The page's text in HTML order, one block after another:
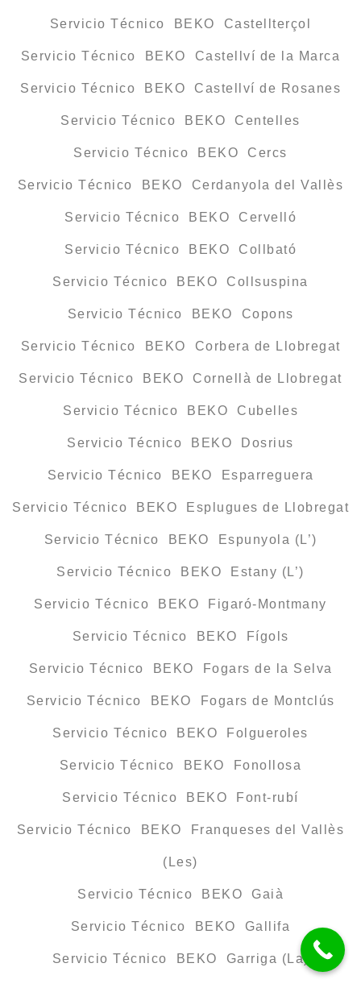
Servicio Técnico BEKO Castellterçol
Servicio Técnico BEKO Castellví de la Marca
Servicio Técnico BEKO Castellví de Rosanes
Servicio Técnico BEKO Centelles
Servicio Técnico BEKO Cercs
Servicio Técnico BEKO Cerdanyola del Vallès
Servicio Técnico BEKO Cervelló
Servicio Técnico BEKO Collbató
Servicio Técnico BEKO Collsuspina
Servicio Técnico BEKO Copons
Servicio Técnico BEKO Corbera de Llobregat
Servicio Técnico BEKO Cornellà de Llobregat
Servicio Técnico BEKO Cubelles
Servicio Técnico BEKO Dosrius
Servicio Técnico BEKO Esparreguera
Servicio Técnico BEKO Esplugues de Llobregat
Servicio Técnico BEKO Espunyola (L’)
Servicio Técnico BEKO Estany (L’)
Servicio Técnico BEKO Figaró-Montmany
Servicio Técnico BEKO Fígols
Servicio Técnico BEKO Fogars de la Selva
Servicio Técnico BEKO Fogars de Montclús
Servicio Técnico BEKO Folgueroles
Servicio Técnico BEKO Fonollosa
Servicio Técnico BEKO Font-rubí
Servicio Técnico BEKO Franqueses del Vallès
(Les)
Servicio Técnico BEKO Gaià
Servicio Técnico BEKO Gallifa
Servicio Técnico BEKO Garriga (La)